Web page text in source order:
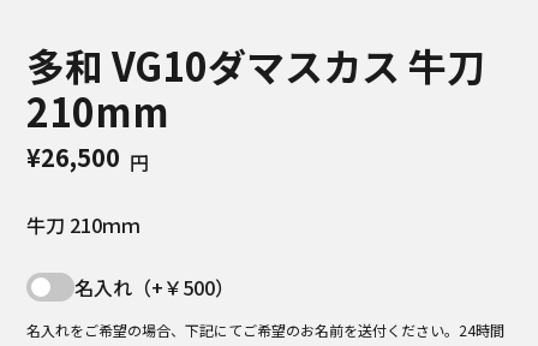
多和 VG10ダマスカス 牛刀
210mm
¥26,500 円
牛刀 210ｍｍ
名入れ（+￥500）
名入れをご希望の場合、下記にてご希望のお名前を送付ください。24時間